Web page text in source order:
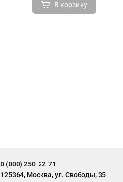
В корзину
8 (800) 250-22-71
125364, Москва, ул. Свободы, 35